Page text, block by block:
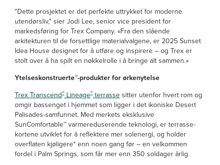
"Dette prosjektet er det perfekte uttrykket for moderne
utendørsliv," sier Jodi Lee, senior vice president for
markedsføring for Trex Company. «Fra den slående
arkitekturen til de forsettlige materialvalgene, er 2025 Sunset
Idea House designet for å utføre og inspirere – og Trex er
stolt over å ha spilt en nøkkelrolle i å bringe alt sammen.»
Ytelseskonstruerte™-produkter for ørkenytelse
Trex Transcend® Lineage® terrasse sitter utenfor hvert rom og
omgir bassenget i hjemmet som ligger i det ikoniske Desert
Palisades-samfunnet. Med merkets eksklusive
SunComfortable™ varmereduserende teknologi, er terrasse-
kortene utviklet for å reflektere mer solenergi, og holder
overflaten kjøligere* enn noen gang før – en velkommen
fordel i Palm Springs, som får mer enn 350 soldager årlig.